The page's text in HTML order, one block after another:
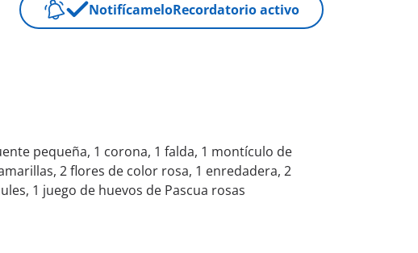
NotifícameloRecordatorio activo
pequeña, 1 corona, 1 falda, 1 montículo de
2 flores de color rosa, 1 enredadera, 2
1 juego de huevos de Pascua rosas